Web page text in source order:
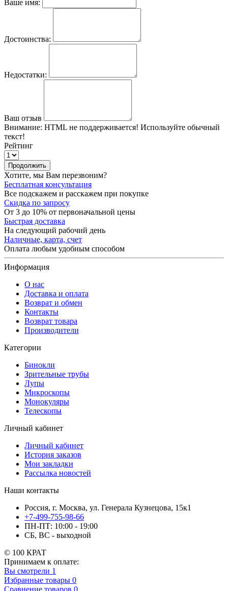
Ваше имя:
Достоинства:
Недостатки:
Ваш отзыв
Внимание: HTML не поддерживается! Используйте обычный
текст!
Рейтинг
Продолжить
Хотите, мы Вам перезвоним?
Бесплатная консультация
Все подскажем и расскажем при покупке
Скидка по запросу
От 3 до 10% от первоначальной цены
Быстрая доставка
На следующий рабочий день
Наличные, карта, счет
Оплата любым удобным способом
Информация
О нас
Доставка и оплата
Возврат и обмен
Контакты
Возврат товара
Производители
Категории
Бинокли
Зрительные трубы
Лупы
Микроскопы
Монокуляры
Телескопы
Личный кабинет
Личный кабинет
История заказов
Мои закладки
Рассылка новостей
Наши контакты
Россия, г. Москва, ул. Генерала Кузнецова, 15к1
+7-499-755-98-66
ПН-ПТ: 10:00 - 19:00
СБ, ВС - выходной
© 100 КРАТ
Принимаем к оплате:
Вы смотрели 1
Избранные товары 0
Сравнение товаров 0